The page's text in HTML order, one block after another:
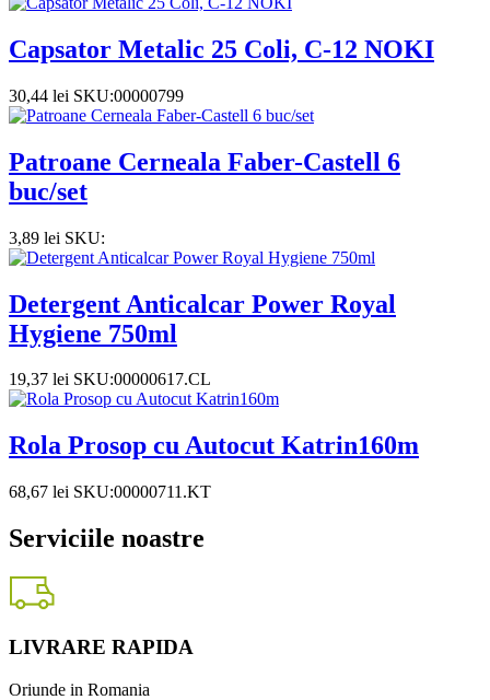
Capsator Metalic 25 Coli, C-12 NOKI
30,44 lei SKU:00000799
Patroane Cerneala Faber-Castell 6
buc/set
3,89 lei SKU:
Detergent Anticalcar Power Royal
Hygiene 750ml
19,37 lei SKU:00000617.CL
Rola Prosop cu Autocut Katrin160m
68,67 lei SKU:00000711.KT
Serviciile noastre
LIVRARE RAPIDA
Oriunde in Romania